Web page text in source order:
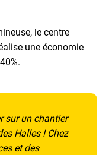
le centre
une économie
sur un chantier
Halles ! Chez
et des